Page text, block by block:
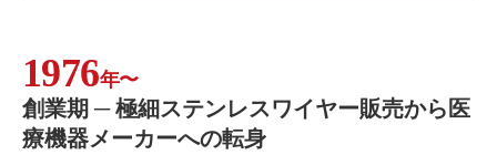
1976年〜
創業期 ─ 極細ステンレスワイヤー販売から医
療機器メーカーへの転身